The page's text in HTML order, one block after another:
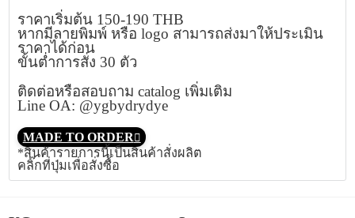
ราคาเริ่มต้น 150-190 THB
หากมีลายพิมพ์ หรือ logo สามารถส่งมาให้ประเมิน
ราคาได้ก่อน
ขั้นต่ำการสั่ง 30 ตัว
ติดต่อหรือสอบถาม catalog เพิ่มเติม
Line OA: @ygbydrydye
MADE TO ORDER
*สินค้ารายการนี้เป็นสินค้าสั่งผลิต
คลิ๊กที่ปุ่มเพื่อสั่งซื้อ